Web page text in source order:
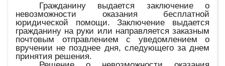
Гражданину выдается заключение о
невозможности оказания бесплатной
юридической помощи. Заключение выдается
гражданину на руки или направляется заказным
почтовым отправлением с уведомлением о
вручении не позднее дня, следующего за днем
принятия решения.